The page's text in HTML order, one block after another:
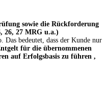
sowie die Rückforderung
26, 27 MRG u.a.)
bedeutet, dass der Kunde nur
für die übernommenen
auf Erfolgsbasis zu führen ,